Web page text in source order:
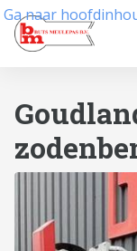
Ga naar